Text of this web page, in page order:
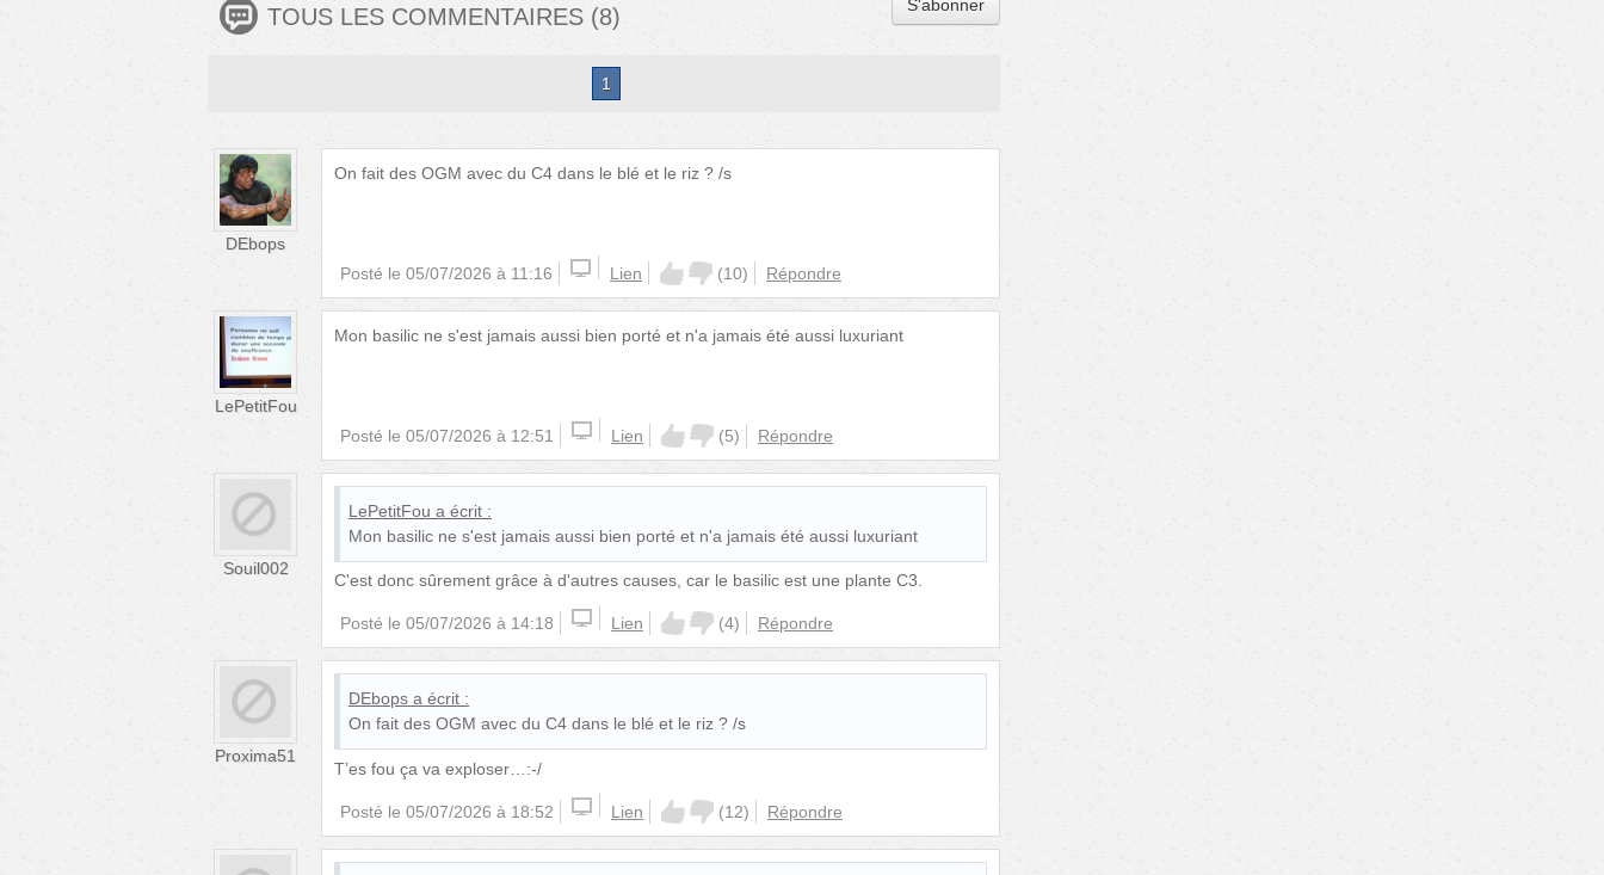
TOUS LES COMMENTAIRES (8) S'abonner
1
DEbops
On fait des OGM avec du C4 dans le blé et le riz ? /s
Posté le 05/07/2026 à 11:16 Lien (10) Répondre
LePetitFou
Mon basilic ne s'est jamais aussi bien porté et n'a jamais été aussi luxuriant
Posté le 05/07/2026 à 12:51 Lien (5) Répondre
Souil002
LePetitFou a écrit :
Mon basilic ne s'est jamais aussi bien porté et n'a jamais été aussi luxuriant
C'est donc sûrement grâce à d'autres causes, car le basilic est une plante C3.
Posté le 05/07/2026 à 14:18 Lien (4) Répondre
Proxima51
DEbops a écrit :
On fait des OGM avec du C4 dans le blé et le riz ? /s
T’es fou ça va exploser…:-/
Posté le 05/07/2026 à 18:52 Lien (12) Répondre